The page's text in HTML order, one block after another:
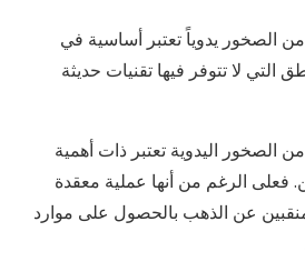
الصخور يدوياً تعتبر أساسية في
التي لا تتوفر فيها تقنيات حديثة
الصخور اليدوية تعتبر ذات أهمية
فعلى الرغم من أنها عملية معقدة
عن الذهب بالحصول على موارد